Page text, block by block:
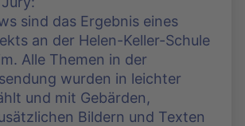
sind das Ergebnis eines
an der Helen-Keller-Schule
Alle Themen in der
wurden in leichter
und mit Gebärden,
Bildern und Texten